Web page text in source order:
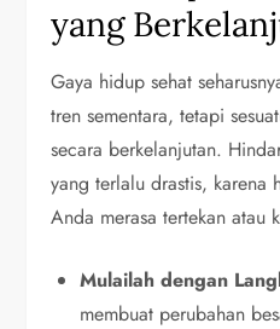
yang
Gaya hidup sehat
tren sementara, tetapi
secara berkelanjutan.
yang terlalu drastis, karena
Anda merasa tertekan atau
Mulailah dengan
membuat perubahan